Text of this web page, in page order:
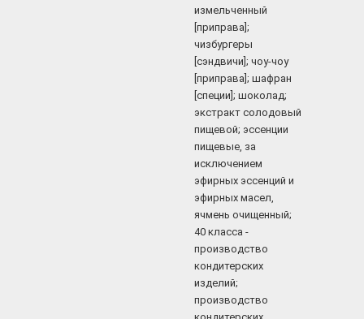
измельченный
[приправа];
чизбургеры
[сэндвичи]; чоу-чоу
[приправа]; шафран
[специи]; шоколад;
экстракт солодовый
пищевой; эссенции
пищевые, за
исключением
эфирных эссенций и
эфирных масел,
ячмень очищенный;
40 класса -
производство
кондитерских
изделий;
производство